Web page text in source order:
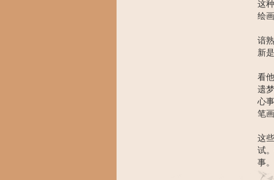
这
绘
谙
新
看
遗
心
笔
这
试
事。